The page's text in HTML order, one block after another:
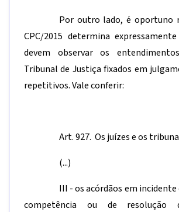
Por outro lado, é oportuno
CPC/2015 determina
devem observar os
Tribunal de Justiça fixados em
repetitivos. Vale conferir:
Art. 927. Os juízes e os
(...)
III - os acórdãos em incidente
competência ou de resolução